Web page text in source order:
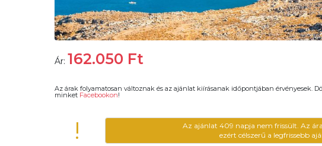
Ár: 162.050 Ft
Az árak folyamatosan változnak és az ajánlat kiírásanak időpontjában érvényesek.
minket Facebookon!
!
Az ajánlat 409 napja nem frissült. Az
ezért célszerű a legfrissebb